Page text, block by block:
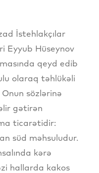
İstehlakçılar
Eyyub Hüseynov
qeyd edib
olaraq təhlükəli
sözlərinə
gətirən
ticarətidir:
süd məhsuludur.
kərə
hallarda kakos